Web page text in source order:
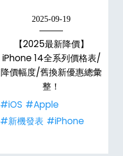
2025-09-19
【2025最新降價】
iPhone 14全系列價格表/
降價幅度/舊換新優惠總彙
整！
#iOS #Apple
#新機發表 #iPhone